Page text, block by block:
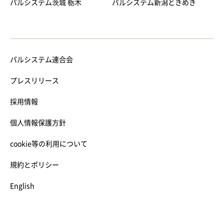
パルシステム茨城 栃木 パルシステム新潟ときめき
パルシステム連合会
プレスリリース
採用情報
個人情報保護方針
cookie等の利用について
規約とポリシー
English